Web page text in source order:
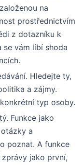
na
prostřednictvím
z dotazníku k
se vám líbí shoda
Hledejte ty,
a zájmy.
typ osoby.
Funkce jako
a
poznat. A funkce
jako první,